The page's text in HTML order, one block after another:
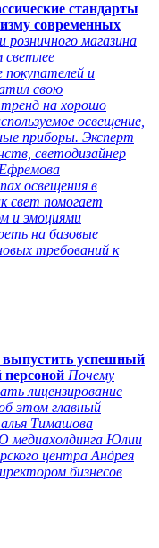
стандарты
современных
розничного магазина
светлее
и
свою
на хорошо
освещение,
приборы. Эксперт
светодизайнер
освещения в
свет помогает
и эмоциями
на базовые
требований к
успешный
персоной Почему
лицензирование
этом главный
Тимашова
медиахолдинга Юлии
центра Андрея
бизнесов